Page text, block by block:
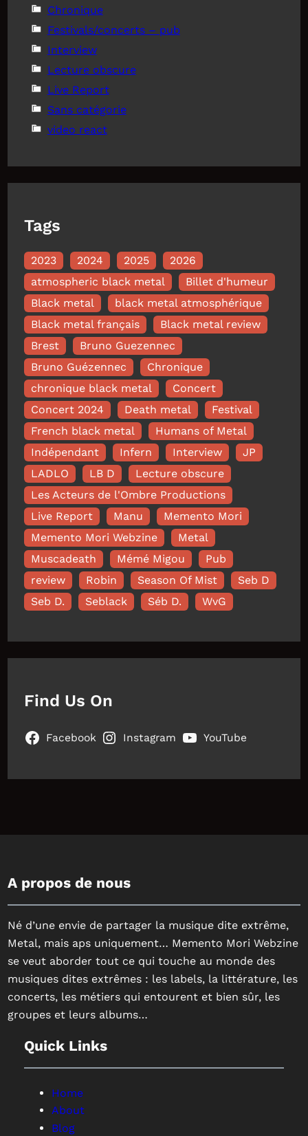
Chronique
Festivals/concerts – pub
Interview
Lecture obscure
Live Report
Sans catégorie
video react
Tags
2023 2024 2025
2026
atmospheric black metal
Billet d'humeur
Black metal
black metal atmosphérique
Black metal français
Black metal review
Brest
Bruno Guezennec
Bruno Guézennec
Chronique
chronique black metal
Concert
Concert 2024
Death metal
Festival
French black metal
Humans of Metal
Indépendant
Infern Interview
JP
LADLO
LB D
Lecture obscure
Les Acteurs de l'Ombre Productions
Live Report
Manu
Memento Mori
Memento Mori Webzine
Metal
Muscadeath
Mémé Migou
Pub
review
Robin Season Of Mist
Seb D
Seb D.
Seblack Séb D. WvG
Find Us On
Facebook Instagram YouTube
A propos de nous
Né d’une envie de partager la musique dite extrême,
Metal, mais aps uniquement… Memento Mori Webzine
se veut aborder tout ce qui touche au monde des
musiques dites extrêmes : les labels, la littérature, les
concerts, les métiers qui entourent et bien sûr, les
groupes et leurs albums…
Quick Links
Home
About
Blog